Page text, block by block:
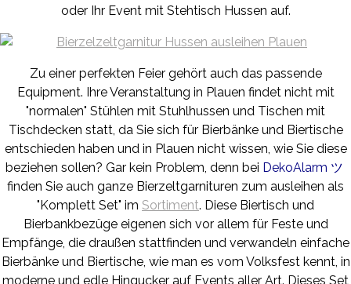
oder Ihr Event mit Stehtisch Hussen auf.
Zu einer perfekten Feier gehört auch das passende
Equipment. Ihre Veranstaltung in Plauen findet nicht mit
"normalen" Stühlen mit Stuhlhussen und Tischen mit
Tischdecken statt, da Sie sich für Bierbänke und Biertische
entschieden haben und in Plauen nicht wissen, wie Sie diese
beziehen sollen? Gar kein Problem, denn bei DekoAlarm ツ
finden Sie auch ganze Bierzeltgarnituren zum ausleihen als
"Komplett Set" im Sortiment. Diese Biertisch und
Bierbankbezüge eigenen sich vor allem für Feste und
Empfänge, die draußen stattfinden und verwandeln einfache
Bierbänke und Biertische, wie man es vom Volksfest kennt, in
moderne und edle Hingucker auf Events aller Art. Dieses Set